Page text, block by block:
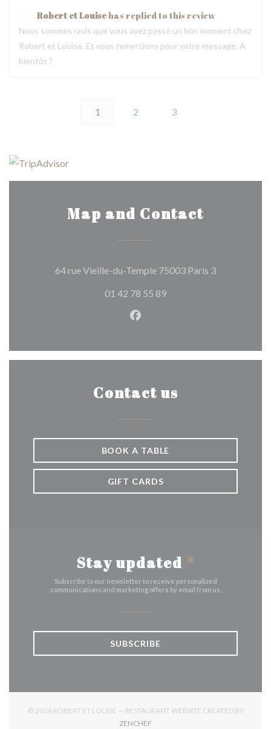
Robert et Louisehas replied to this review
Nous sommes ravis que vous ayez passé un bon moment chez
Robert et Louise, Et vous remercions pour votre message. A
bientôt ?
1 2 3
Map and Contact
64 rue Vieille-du-Temple 75003 Paris 3((opens in a
01 42 78 55 89
Facebook ((opens in a new
Contact us
BOOK A TABLE
GIFT CARDS
Stay updated *
Subscribe to our newsletter to receive personalized
communications and marketing offers by email from us.
SUBSCRIBE
© 2026 ROBERT ET LOUISE — RESTAURANT WEBSITE CREATED BY
ZENCHEF